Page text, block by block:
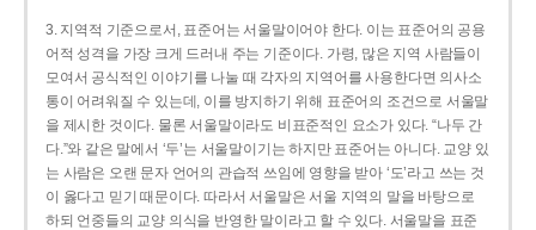
3. 지역적 기준으로서, 표준어는 서울말이어야 한다. 이는 표준어의 공용
어적 성격을 가장 크게 드러내 주는 기준이다. 가령, 많은 지역 사람들이
모여서 공식적인 이야기를 나눌 때 각자의 지역어를 사용한다면 의사소
통이 어려워질 수 있는데, 이를 방지하기 위해 표준어의 조건으로 서울말
을 제시한 것이다. 물론 서울말이라도 비표준적인 요소가 있다. “나두 간
다.”와 같은 말에서 ‘두’는 서울말이기는 하지만 표준어는 아니다. 교양 있
는 사람은 오랜 문자 언어의 관습적 쓰임에 영향을 받아 ‘도’라고 쓰는 것
이 옳다고 믿기 때문이다. 따라서 서울말은 서울 지역의 말을 바탕으로
하되 언중들의 교양 의식을 반영한 말이라고 할 수 있다. 서울말을 표준